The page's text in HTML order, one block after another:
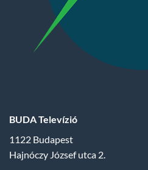
BUDA Televízió
1122 Budapest
Hajnóczy József utca 2.